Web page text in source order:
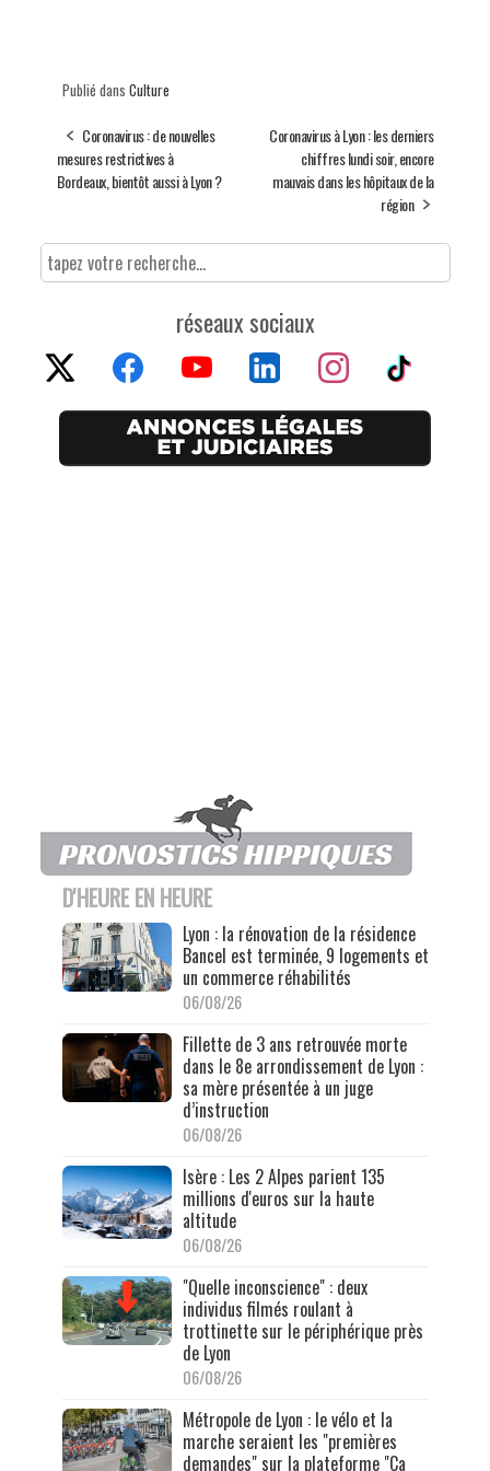
Publié dans Culture
Coronavirus : de nouvelles
mesures restrictives à
Bordeaux, bientôt aussi à Lyon ?
Coronavirus à Lyon : les derniers
chiffres lundi soir, encore
mauvais dans les hôpitaux de la
région
réseaux sociaux
D'HEURE EN HEURE
Lyon : la rénovation de la résidence
Bancel est terminée, 9 logements et
un commerce réhabilités
06/08/26
Fillette de 3 ans retrouvée morte
dans le 8e arrondissement de Lyon :
sa mère présentée à un juge
d’instruction
06/08/26
Isère : Les 2 Alpes parient 135
millions d'euros sur la haute
altitude
06/08/26
"Quelle inconscience" : deux
individus filmés roulant à
trottinette sur le périphérique près
de Lyon
06/08/26
Métropole de Lyon : le vélo et la
marche seraient les "premières
demandes" sur la plateforme "Ça